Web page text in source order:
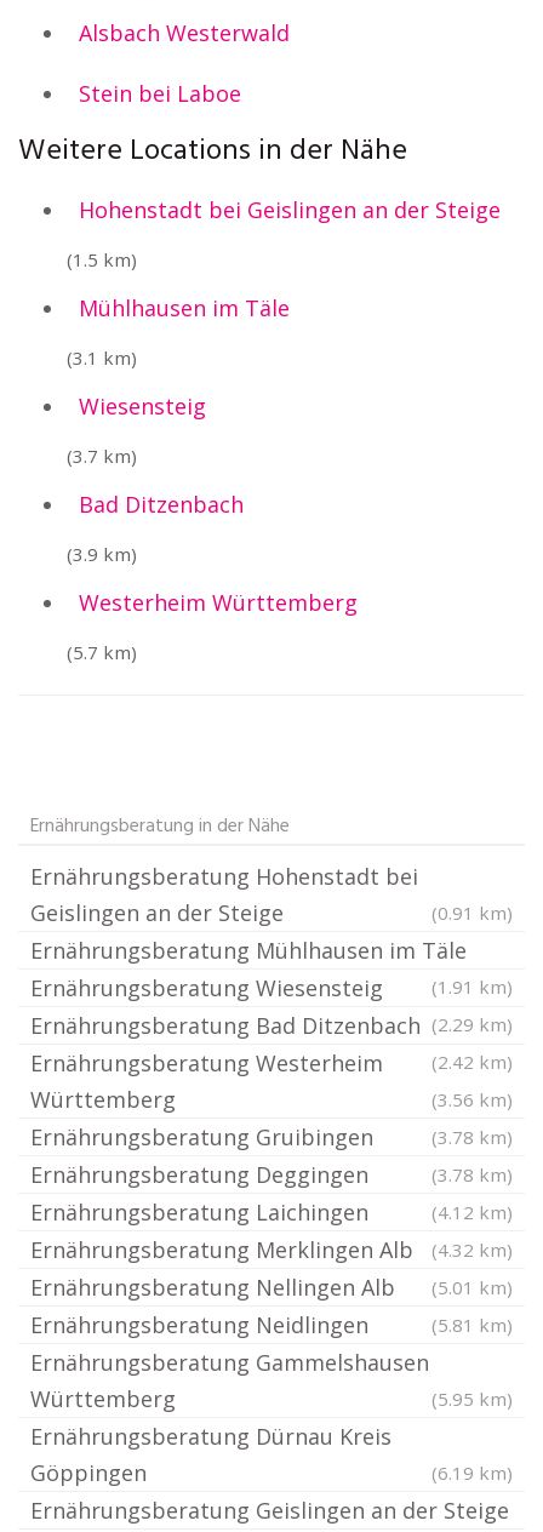
Alsbach Westerwald
Stein bei Laboe
Weitere Locations in der Nähe
Hohenstadt bei Geislingen an der Steige
(1.5 km)
Mühlhausen im Täle
(3.1 km)
Wiesensteig
(3.7 km)
Bad Ditzenbach
(3.9 km)
Westerheim Württemberg
(5.7 km)
Ernährungsberatung in der Nähe
Ernährungsberatung Hohenstadt bei
Geislingen an der Steige
(0.91 km)
Ernährungsberatung Mühlhausen im Täle
(1.91 km)
Ernährungsberatung Wiesensteig
(2.29 km)
Ernährungsberatung Bad Ditzenbach
(2.42 km)
Ernährungsberatung Westerheim
Württemberg
(3.56 km)
Ernährungsberatung Gruibingen (3.78 km)
Ernährungsberatung Deggingen (3.78 km)
Ernährungsberatung Laichingen (4.12 km)
Ernährungsberatung Merklingen Alb (4.32 km)
Ernährungsberatung Nellingen Alb (5.01 km)
Ernährungsberatung Neidlingen (5.81 km)
Ernährungsberatung Gammelshausen
Württemberg
(5.95 km)
Ernährungsberatung Dürnau Kreis
Göppingen
(6.19 km)
Ernährungsberatung Geislingen an der Steige